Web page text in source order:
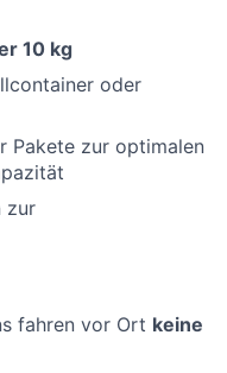
10 kg
oder
Pakete zur optimalen
zur
fahren vor Ort keine